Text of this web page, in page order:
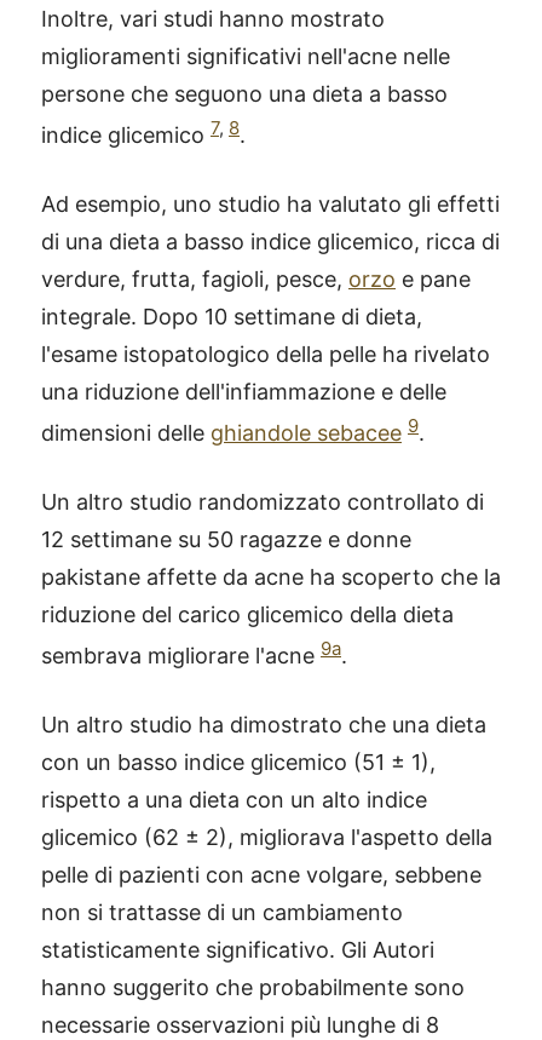
Inoltre, vari studi hanno mostrato
miglioramenti significativi nell'acne nelle
persone che seguono una dieta a basso
indice glicemico 7, 8.
Ad esempio, uno studio ha valutato gli effetti
di una dieta a basso indice glicemico, ricca di
verdure, frutta, fagioli, pesce, orzo e pane
integrale. Dopo 10 settimane di dieta,
l'esame istopatologico della pelle ha rivelato
una riduzione dell'infiammazione e delle
dimensioni delle ghiandole sebacee 9.
Un altro studio randomizzato controllato di
12 settimane su 50 ragazze e donne
pakistane affette da acne ha scoperto che la
riduzione del carico glicemico della dieta
sembrava migliorare l'acne 9a.
Un altro studio ha dimostrato che una dieta
con un basso indice glicemico (51 ± 1),
rispetto a una dieta con un alto indice
glicemico (62 ± 2), migliorava l'aspetto della
pelle di pazienti con acne volgare, sebbene
non si trattasse di un cambiamento
statisticamente significativo. Gli Autori
hanno suggerito che probabilmente sono
necessarie osservazioni più lunghe di 8